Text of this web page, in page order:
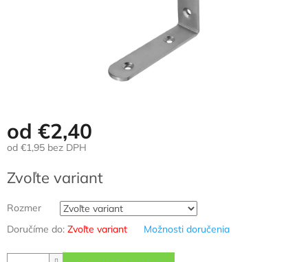
od €2,40
od €1,95 bez DPH
cena:
Zvoľte variant
Rozmer
Doručíme do: Zvoľte variant Možnosti doručenia